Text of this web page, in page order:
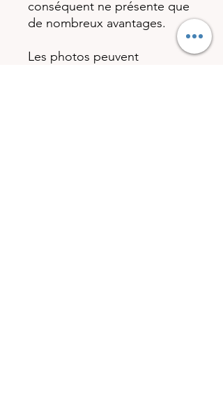
conséquent ne présente que
de nombreux avantages.
Les photos peuvent